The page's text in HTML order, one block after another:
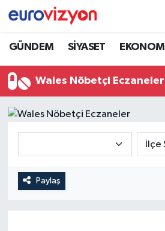
GÜNDEM SİYASET EKONOMİ
Wales Nöbetçi Eczaneler
Paylaş